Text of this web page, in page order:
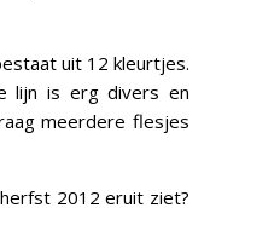
uit 12 kleurtjes.
lijn is erg divers en
meerdere flesjes
2012 eruit ziet?